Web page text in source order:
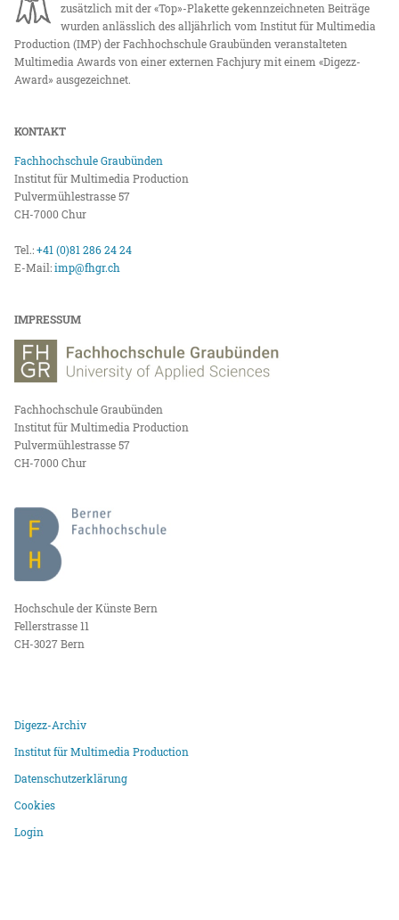
zusätzlich mit der «Top»-Plakette gekennzeichneten Beiträge
wurden anlässlich des alljährlich vom Institut für Multimedia
Production (IMP) der Fachhochschule Graubünden veranstalteten
Multimedia Awards von einer externen Fachjury mit einem «Digezz-
Award» ausgezeichnet.
KONTAKT
Fachhochschule Graubünden
Institut für Multimedia Production
Pulvermühlestrasse 57
CH-7000 Chur
Tel.:+41 (0)81 286 24 24
E-Mail:imp@fhgr.ch
IMPRESSUM
Fachhochschule Graubünden
Institut für Multimedia Production
Pulvermühlestrasse 57
CH-7000 Chur
Hochschule der Künste Bern
Fellerstrasse 11
CH-3027 Bern
Digezz-Archiv
Institut für Multimedia Production
Datenschutzerklärung
Cookies
Login